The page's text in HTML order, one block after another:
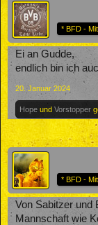
* BFD -
Ei an Gudde,
endlich bin ich
20. Januar 2024
Hope und Vorstopper
* BFD -
Von Sabitzer und
Mannschaft wie